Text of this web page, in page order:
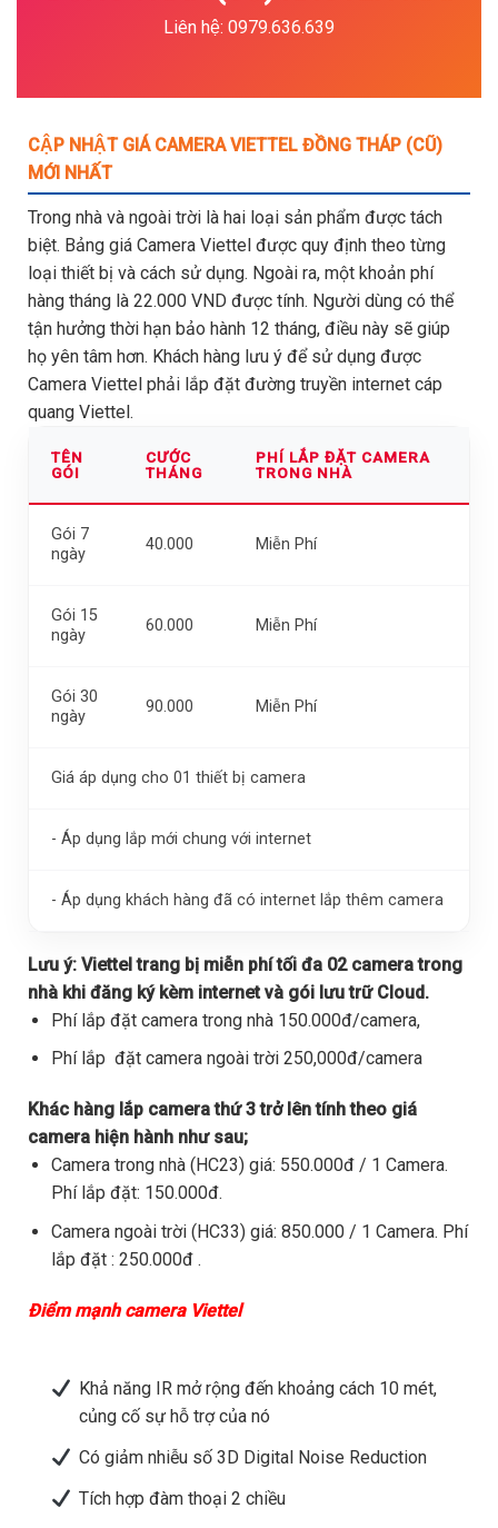
Liên hệ: 0979.636.639
CẬP NHẬT GIÁ CAMERA VIETTEL ĐỒNG THÁP (CŨ)
MỚI NHẤT
Trong nhà và ngoài trời là hai loại sản phẩm được tách
biệt. Bảng giá Camera Viettel được quy định theo từng
loại thiết bị và cách sử dụng. Ngoài ra, một khoản phí
hàng tháng là 22.000 VND được tính. Người dùng có thể
tận hưởng thời hạn bảo hành 12 tháng, điều này sẽ giúp
họ yên tâm hơn. Khách hàng lưu ý để sử dụng được
Camera Viettel phải lắp đặt đường truyền internet cáp
quang Viettel.
TÊN
GÓI
CƯỚC
THÁNG
PHÍ LẮP ĐẶT CAMERA
TRONG NHÀ
Gói 7
ngày
40.000 Miễn Phí
Gói 15
ngày
60.000 Miễn Phí
Gói 30
ngày
90.000 Miễn Phí
Giá áp dụng cho 01 thiết bị camera
- Áp dụng lắp mới chung với internet
- Áp dụng khách hàng đã có internet lắp thêm camera
Lưu ý: Viettel trang bị miễn phí tối đa 02 camera trong
nhà khi đăng ký kèm internet và gói lưu trữ Cloud.
Phí lắp đặt camera trong nhà 150.000đ/camera,
Phí lắp đặt camera ngoài trời 250,000đ/camera
Khác hàng lắp camera thứ 3 trở lên tính theo giá
camera hiện hành như sau;
Camera trong nhà (HC23) giá: 550.000đ / 1 Camera.
Phí lắp đặt: 150.000đ.
Camera ngoài trời (HC33) giá: 850.000 / 1 Camera. Phí
lắp đặt : 250.000đ .
Điểm mạnh camera Viettel
Khả năng IR mở rộng đến khoảng cách 10 mét,
củng cố sự hỗ trợ của nó
Có giảm nhiễu số 3D Digital Noise Reduction
Tích hợp đàm thoại 2 chiều